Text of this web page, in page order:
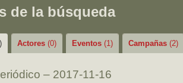
de la búsqueda
Actores (0) Eventos (1) Campañas (2)
– 2017-11-16